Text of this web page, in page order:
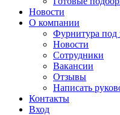
Новости
О компании
Фурнитура под
Новости
Сотрудники
Вакансии
Отзывы
Написать
Контакты
Вход